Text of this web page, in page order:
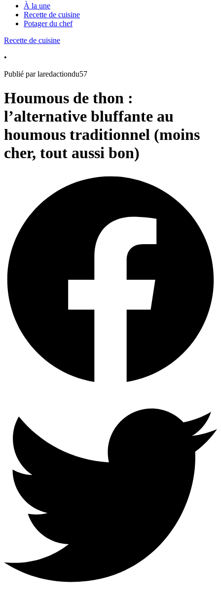
À la une
Recette de cuisine
Potager du chef
Recette de cuisine
•
Publié par laredactiondu57
Houmous de thon :
l’alternative bluffante au
houmous traditionnel (moins
cher, tout aussi bon)